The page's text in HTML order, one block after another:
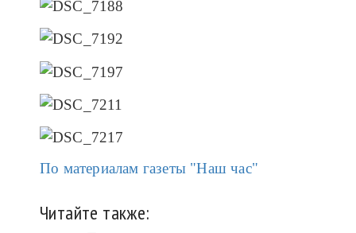
По материалам газеты "Наш час"
Читайте также: